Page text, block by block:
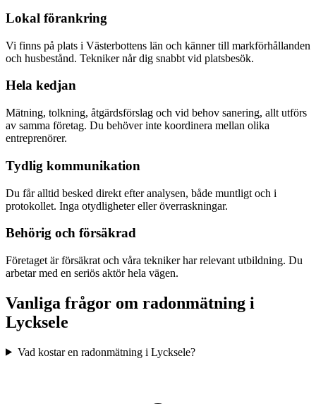
Lokal förankring
Vi finns på plats i Västerbottens län och känner till markförhållanden
och husbestånd. Tekniker når dig snabbt vid platsbesök.
Hela kedjan
Mätning, tolkning, åtgärdsförslag och vid behov sanering, allt utförs
av samma företag. Du behöver inte koordinera mellan olika
entreprenörer.
Tydlig kommunikation
Du får alltid besked direkt efter analysen, både muntligt och i
protokollet. Inga otydligheter eller överraskningar.
Behörig och försäkrad
Företaget är försäkrat och våra tekniker har relevant utbildning. Du
arbetar med en seriös aktör hela vägen.
Vanliga frågor om radonmätning i
Lycksele
Vad kostar en radonmätning i Lycksele?